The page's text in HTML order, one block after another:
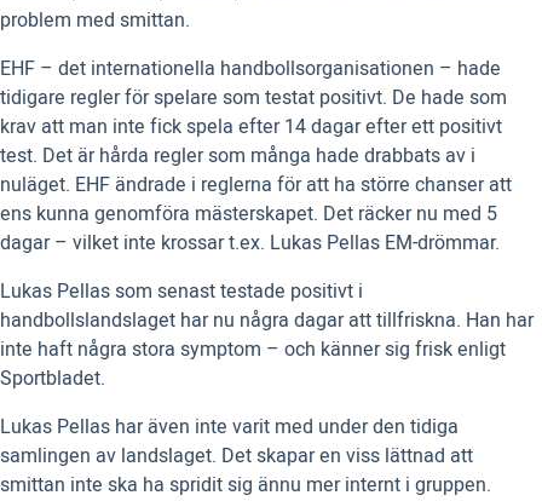
problem med smittan.
EHF – det internationella handbollsorganisationen – hade
tidigare regler för spelare som testat positivt. De hade som
krav att man inte fick spela efter 14 dagar efter ett positivt
test. Det är hårda regler som många hade drabbats av i
nuläget. EHF ändrade i reglerna för att ha större chanser att
ens kunna genomföra mästerskapet. Det räcker nu med 5
dagar – vilket inte krossar t.ex. Lukas Pellas EM-drömmar.
Lukas Pellas som senast testade positivt i
handbollslandslaget har nu några dagar att tillfriskna. Han har
inte haft några stora symptom – och känner sig frisk enligt
Sportbladet.
Lukas Pellas har även inte varit med under den tidiga
samlingen av landslaget. Det skapar en viss lättnad att
smittan inte ska ha spridit sig ännu mer internt i gruppen.